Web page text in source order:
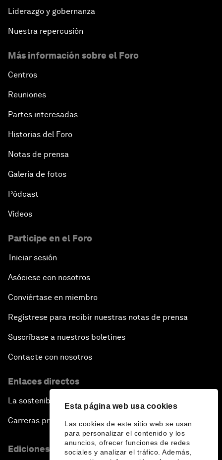
Esta página web usa cookies
Las cookies de este sitio web se usan
para personalizar el contenido y los
anuncios, ofrecer funciones de redes
sociales y analizar el tráfico. Además,
Liderazgo y gobernanza
Nuestra repercusión
Más información sobre el Foro
Centros
Reuniones
Partes interesadas
Historias del Foro
Notas de prensa
Galería de fotos
Pódcast
Vídeos
Participe en el Foro
Iniciar sesión
Asóciese con nosotros
Conviértase en miembro
Regístrese para recibir nuestras notas de prensa
Suscríbase a nuestros boletines
Contacte con nosotros
Enlaces directos
La sostenibilidad en el Foro
Carreras profesionales
Ediciones en otros idiomas